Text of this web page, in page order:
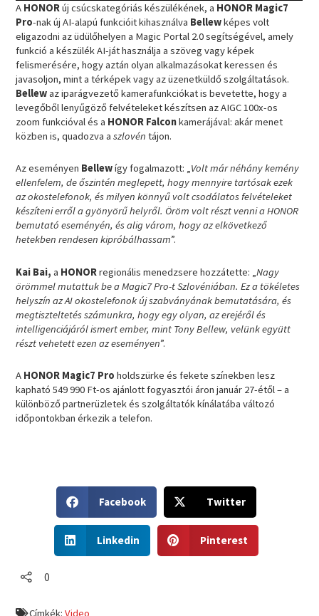
A HONORúj csúcskategóriás készülékének, a HONOR Magic7
Pro-nak új AI-alapú funkcióit kihasználva Bellewképes volt
eligazodni az üdülőhelyen a Magic Portal 2.0 segítségével, amely
funkció a készülék AI-ját használja a szöveg vagy képek
felismerésére, hogy aztán olyan alkalmazásokat keressen és
javasoljon, mint a térképek vagy az üzenetküldő szolgáltatások.
Bellewaz iparágvezető kamerafunkciókat is bevetette, hogy a
levegőből lenyűgöző felvételeket készítsen az AIGC 100x-os
zoom funkcióval és a HONOR Falconkamerájával: akár menet
közben is, quadozva aszlovén tájon.
Az eseményen Bellewígy fogalmazott: „Volt már néhány kemény
ellenfelem, de őszintén meglepett, hogy mennyire tartósak ezek
az okostelefonok, és milyen könnyű volt csodálatos felvételeket
készíteni erről a gyönyörű helyről. Öröm volt részt venni a HONOR
bemutató eseményén, és alig várom, hogy az elkövetkező
hetekben rendesen kipróbálhassam”.
Kai Bai, a HONORregionális menedzsere hozzátette: „Nagy
örömmel mutattuk be a Magic7 Pro-t Szlovéniában. Ez a tökéletes
helyszín az AI okostelefonok új szabványának bemutatására, és
megtiszteltetés számunkra, hogy egy olyan, az erejéről és
intelligenciájáról ismert ember, mint Tony Bellew, velünk együtt
részt vehetett ezen az eseményen”.
A HONOR Magic7 Pro holdszürke és fekete színekben lesz
kapható 549 990 Ft-os ajánlott fogyasztói áron január 27-étől – a
különböző partnerüzletek és szolgáltatók kínálatába változó
időpontokban érkezik a telefon.
h
a
r
Facebook
h
a
Twitter
h
a
Linkedin
h
a
Pinterest
0
Címkék:Video